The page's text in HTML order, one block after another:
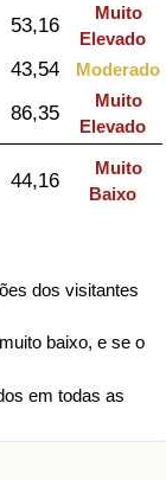
53,16
Muito
Elevado
43,54 Moderado
86,35
Muito
Elevado
44,16
Muito
Baixo
dos visitantes
baixo, e se o
em todas as